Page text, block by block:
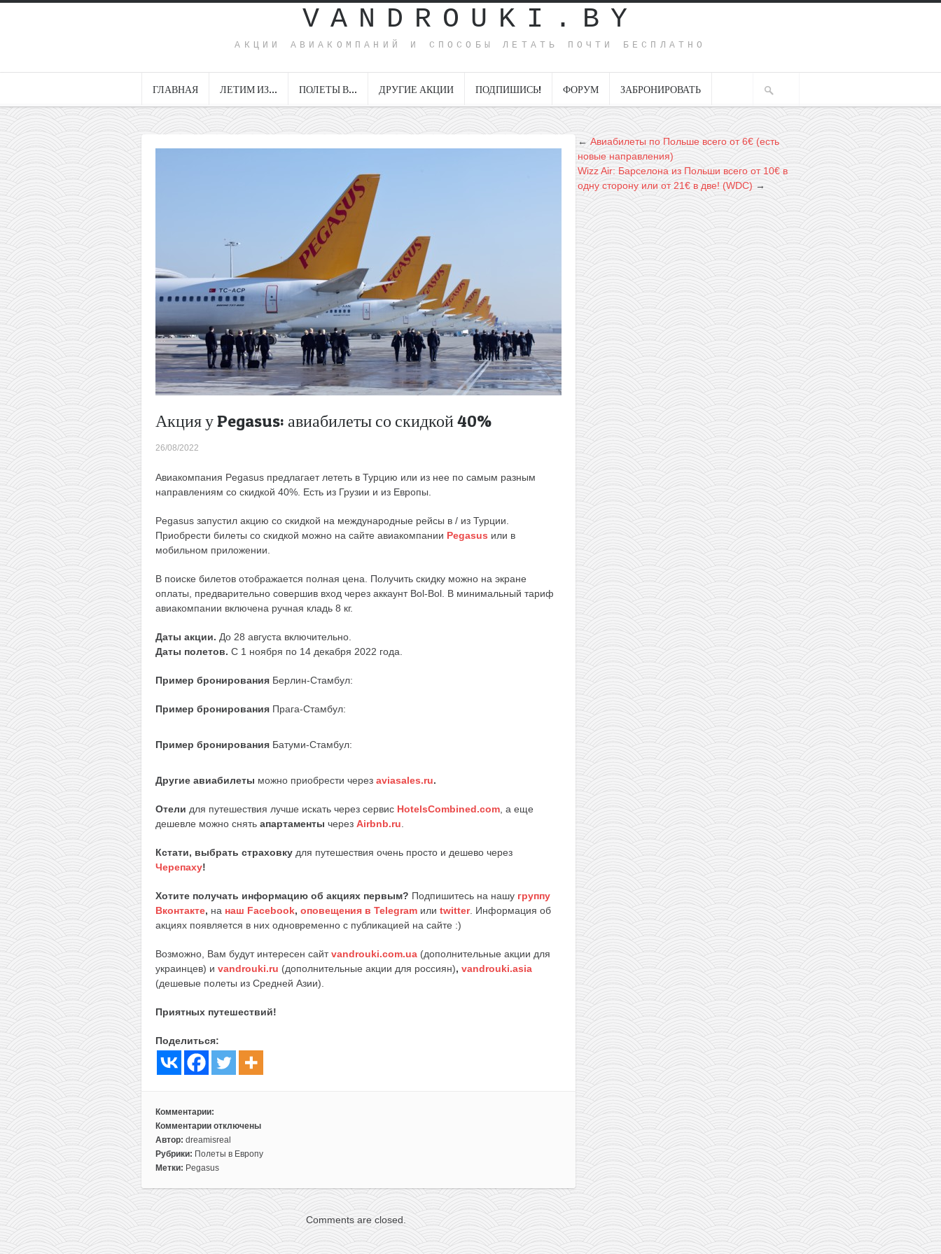
VANDROUKI.BY
АКЦИИ АВИАКОМПАНИЙ И СПОСОБЫ ЛЕТАТЬ ПОЧТИ БЕСПЛАТНО
ГЛАВНАЯ ЛЕТИМ ИЗ… ПОЛЕТЫ В… ДРУГИЕ АКЦИИ ПОДПИШИСЬ! ФОРУМ ЗАБРОНИРОВАТЬ
Акция у Pegasus: авиабилеты со скидкой 40%
26/08/2022
Авиакомпания Pegasus предлагает лететь в Турцию или из нее по самым разным
направлениям со скидкой 40%. Есть из Грузии и из Европы.
Pegasus запустил акцию со скидкой на международные рейсы в / из Турции.
Приобрести билеты со скидкой можно на сайте авиакомпании Pegasus или в
мобильном приложении.
В поиске билетов отображается полная цена. Получить скидку можно на экране
оплаты, предварительно совершив вход через аккаунт Bol-Bol. В минимальный тариф
авиакомпании включена ручная кладь 8 кг.
Даты акции. До 28 августа включительно.
Даты полетов. С 1 ноября по 14 декабря 2022 года.
Пример бронирования Берлин-Стамбул:
Пример бронирования Прага-Стамбул:
Пример бронирования Батуми-Стамбул:
Другие авиабилеты можно приобрести через aviasales.ru.
Отели для путешествия лучше искать через сервис HotelsCombined.com , а еще
дешевле можно снять апартаменты через Airbnb.ru
Кстати, выбрать страховку для путешествия очень просто и дешево через
Черепаху!
Хотите получать информацию об акциях первым? Подпишитесь на нашу группу
Вконтакте, на наш Facebook, оповещения в Telegram или twitter. Информация об
акциях появляется в них одновременно с публикацией на сайте :)
Возможно, Вам будут интересен сайтvandrouki.com.ua (дополнительные акции для
украинцев) и vandrouki.ru (дополнительные акции для россиян), vandrouki.asia
(дешевые полеты из Средней Азии).
Приятных путешествий!
Поделиться:
Комментарии:
Комментарии
к
записи
Акция
Pegasus:
авиабилеты
скидкой
40%
отключены
Автор: dreamisreal
Рубрики: Полеты в Европу
Метки: Pegasus
Comments are closed.
←Авиабилеты по Польше всего от 6€ (есть
новые направления)
Wizz Air: Барселона из Польши всего от 10€ в
одну сторону или от 21€ в две! (WDC) →